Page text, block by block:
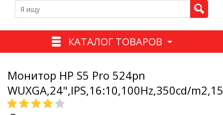
КАТАЛОГ ТОВАРОВ
Монитор HP S5 Pro 524pn
WUXGA,24",IPS,16:10,100Hz,350cd/